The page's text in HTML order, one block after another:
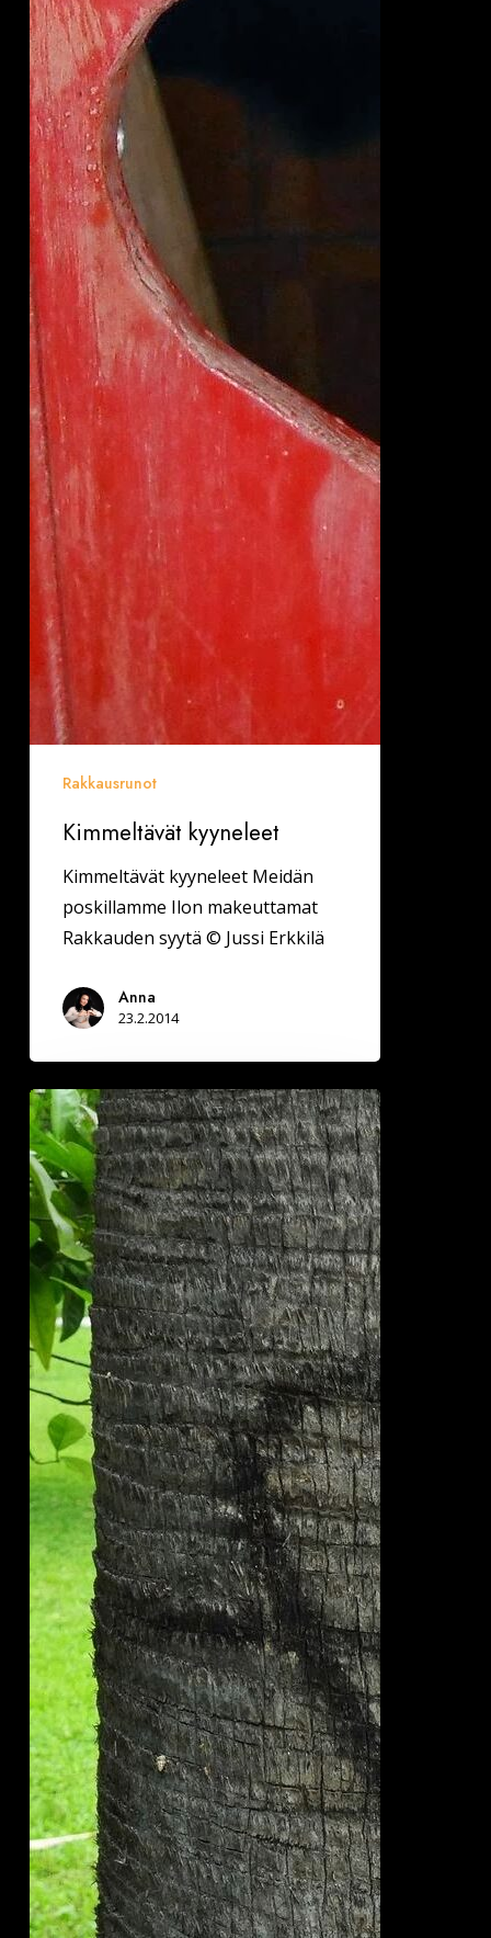
Rakkausrunot
Kimmeltävät kyyneleet
Kimmeltävät kyyneleet Meidän
poskillamme Ilon makeuttamat
Rakkauden syytä © Jussi Erkkilä
Anna
23.2.2014
Siveltimeni
liukuu
pitkin
valkeaa
kangasta